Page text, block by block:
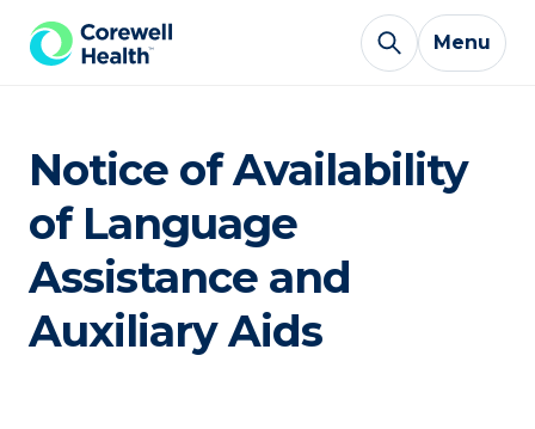
Skip to Content
Menu
Notice of Availability
of Language
Assistance and
Auxiliary Aids